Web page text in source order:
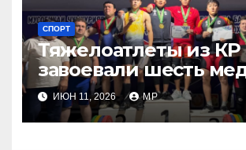
СПОРТ
Тяжелоатлеты из КР
завоевали шесть
ИЮН 11, 2026 MP